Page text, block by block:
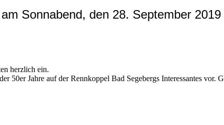
am Sonnabend, den 28. September 2019
herzlich ein.
50er Jahre auf der Rennkoppel Bad Segebergs Interessantes vor.